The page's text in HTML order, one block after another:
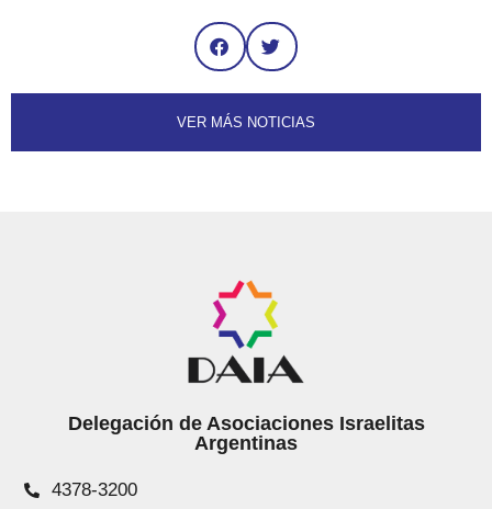
VER MÁS NOTICIAS
Delegación de Asociaciones Israelitas
Argentinas
4378-3200